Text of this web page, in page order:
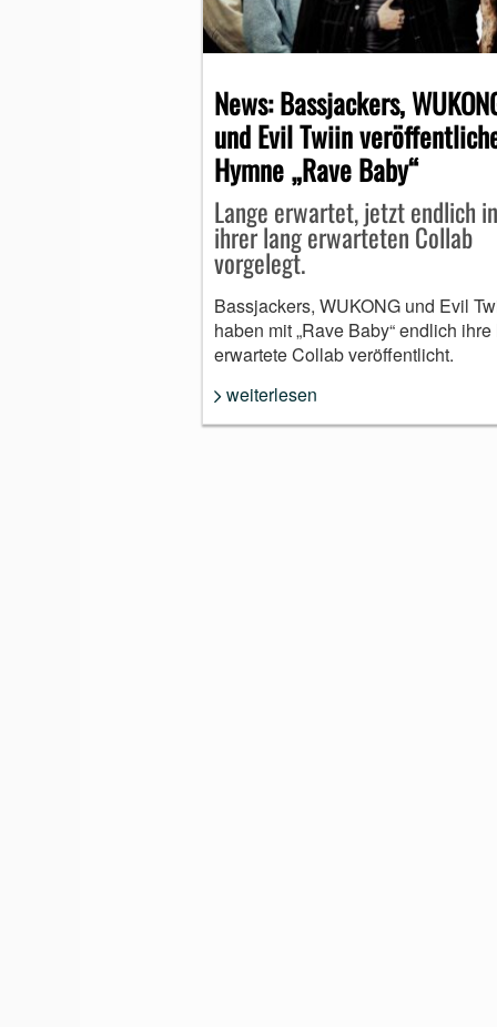
MUNDHARMONIKA
News: Bassjackers,
und Evil Twiin
Hymne „Rave Baby“
Lange erwartet, jetzt endlich in
ihrer lang erwarteten Collab
vorgelegt.
Bassjackers, WUKONG und Evil
haben mit „Rave Baby“ endlich ihre
erwartete Collab veröffentlicht.
weiterlesen